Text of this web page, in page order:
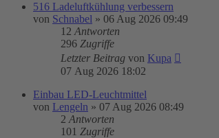
516 Ladeluftkühlung verbessern
von Schnabel » 06 Aug 2026 09:49
12 Antworten
296 Zugriffe
Letzter Beitrag von Kupa
07 Aug 2026 18:02
Einbau LED-Leuchtmittel
von Lengeln » 07 Aug 2026 08:49
2 Antworten
101 Zugriffe